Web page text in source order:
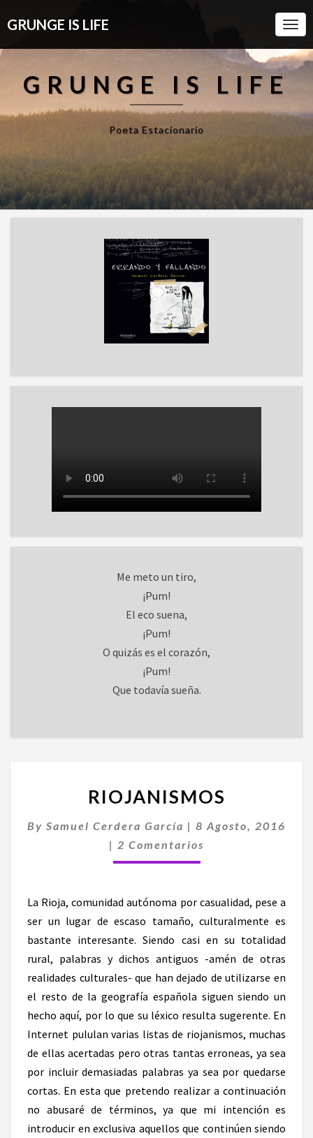
GRUNGE IS LIFE
GRUNGE IS LIFE
Poeta Estacionario
Me meto un tiro,
¡Pum!
El eco suena,
¡Pum!
O quizás es el corazón,
¡Pum!
Que todavía sueña.
RIOJANISMOS
By Samuel Cerdera García | 8 Agosto, 2016
| Comentarios
2 Comentarios
La Rioja, comunidad autónoma por casualidad, pese a
ser un lugar de escaso tamaño, culturalmente es
bastante interesante. Siendo casi en su totalidad
rural, palabras y dichos antiguos -amén de otras
realidades culturales- que han dejado de utilizarse en
el resto de la geografía española siguen siendo un
hecho aquí, por lo que su léxico resulta sugerente. En
Internet pululan varias listas de riojanismos, muchas
de ellas acertadas pero otras tantas erroneas, ya sea
por incluir demasiadas palabras ya sea por quedarse
cortas. En esta que pretendo realizar a continuación
no abusaré de términos, ya que mi intención es
introducir en exclusiva aquellos que continúen siendo